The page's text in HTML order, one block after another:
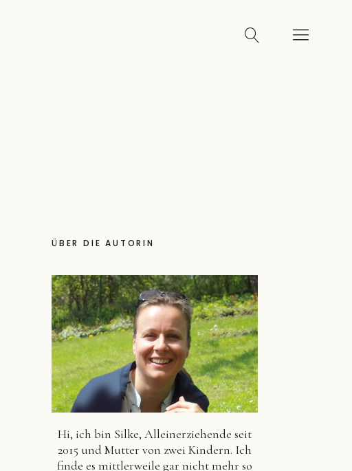
ÜBER DIE AUTORIN
Hi, ich bin Silke, Alleinerziehende seit
2015 und Mutter von zwei Kindern. Ich
finde es mittlerweile gar nicht mehr so